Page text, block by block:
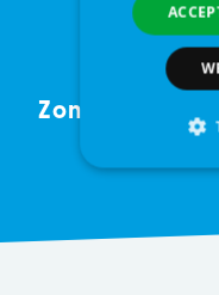
Zondag open